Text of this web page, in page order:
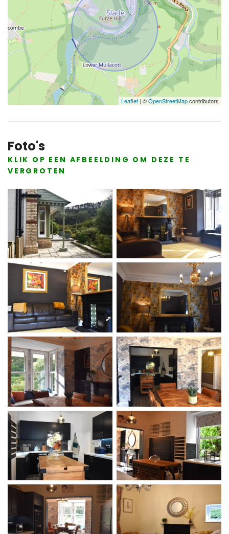
Leaflet | ©OpenStreetMapcontributors
Foto's
KLIK OP EEN AFBEELDING OM DEZE TE
VERGROTEN